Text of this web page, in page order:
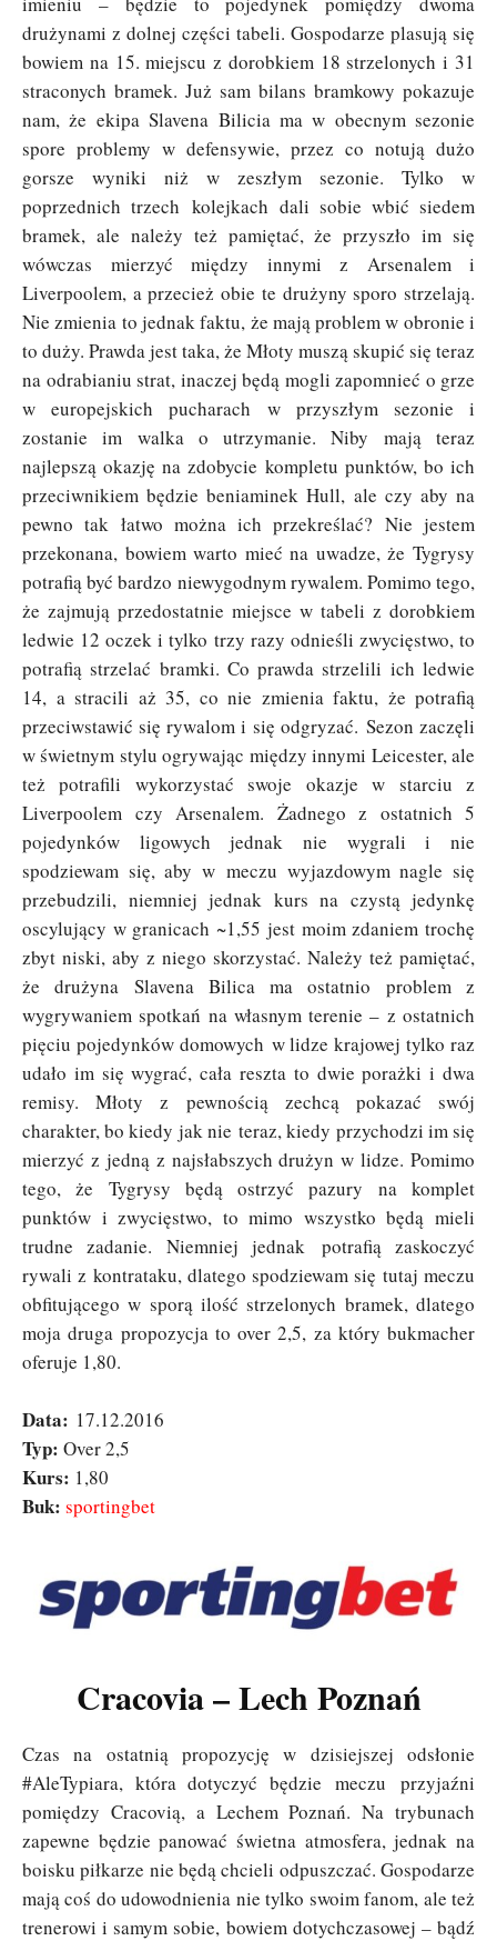
drużynami z dolnej części tabeli. Gospodarze plasują się
bowiem na 15. miejscu z dorobkiem 18 strzelonych i 31
straconych bramek. Już sam bilans bramkowy pokazuje
nam, że ekipa Slavena Bilicia ma w obecnym sezonie
spore problemy w defensywie, przez co notują dużo
gorsze wyniki niż w zeszłym sezonie. Tylko w
poprzednich trzech kolejkach dali sobie wbić siedem
bramek, ale należy też pamiętać, że przyszło im się
wówczas mierzyć między innymi z Arsenalem i
Liverpoolem, a przecież obie te drużyny sporo strzelają.
Nie zmienia to jednak faktu, że mają problem w obronie i
to duży. Prawda jest taka, że Młoty muszą skupić się teraz
na odrabianiu strat, inaczej będą mogli zapomnieć o grze
w europejskich pucharach w przyszłym sezonie i
zostanie im walka o utrzymanie. Niby mają teraz
najlepszą okazję na zdobycie kompletu punktów, bo ich
przeciwnikiem będzie beniaminek Hull, ale czy aby na
pewno tak łatwo można ich przekreślać? Nie jestem
przekonana, bowiem warto mieć na uwadze, że Tygrysy
potrafią być bardzo niewygodnym rywalem. Pomimo tego,
że zajmują przedostatnie miejsce w tabeli z dorobkiem
ledwie 12 oczek i tylko trzy razy odnieśli zwycięstwo, to
potrafią strzelać bramki. Co prawda strzelili ich ledwie
14, a stracili aż 35, co nie zmienia faktu, że potrafią
przeciwstawić się rywalom i się odgryzać. Sezon zaczęli
w świetnym stylu ogrywając między innymi Leicester, ale
też potrafili wykorzystać swoje okazje w starciu z
Liverpoolem czy Arsenalem. Żadnego z ostatnich 5
pojedynków ligowych jednak nie wygrali i nie
spodziewam się, aby w meczu wyjazdowym nagle się
przebudzili, niemniej jednak kurs na czystą jedynkę
oscylujący w granicach ~1,55 jest moim zdaniem trochę
zbyt niski, aby z niego skorzystać. Należy też pamiętać,
że drużyna Slavena Bilica ma ostatnio problem z
wygrywaniem spotkań na własnym terenie – z ostatnich
pięciu pojedynków domowych w lidze krajowej tylko raz
udało im się wygrać, cała reszta to dwie porażki i dwa
remisy. Młoty z pewnością zechcą pokazać swój
charakter, bo kiedy jak nie teraz, kiedy przychodzi im się
mierzyć z jedną z najsłabszych drużyn w lidze. Pomimo
tego, że Tygrysy będą ostrzyć pazury na komplet
punktów i zwycięstwo, to mimo wszystko będą mieli
trudne zadanie. Niemniej jednak potrafią zaskoczyć
rywali z kontrataku, dlatego spodziewam się tutaj meczu
obfitującego w sporą ilość strzelonych bramek, dlatego
moja druga propozycja to over 2,5, za który bukmacher
oferuje 1,80.
Data: 17.12.2016
Typ: Over 2,5
Kurs: 1,80
Buk: sportingbet
Cracovia – Lech Poznań
Czas na ostatnią propozycję w dzisiejszej odsłonie
#AleTypiara, która dotyczyć będzie meczu przyjaźni
pomiędzy Cracovią, a Lechem Poznań. Na trybunach
zapewne będzie panować świetna atmosfera, jednak na
boisku piłkarze nie będą chcieli odpuszczać. Gospodarze
mają coś do udowodnienia nie tylko swoim fanom, ale też
trenerowi i samym sobie, bowiem dotychczasowej – bądź